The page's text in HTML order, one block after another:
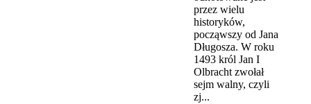
przez wielu
historyków,
począwszy od Jana
Długosza. W roku
1493 król Jan I
Olbracht zwołał
sejm walny, czyli
zj...